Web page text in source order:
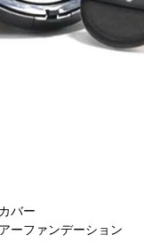
バー
ーファンデーション